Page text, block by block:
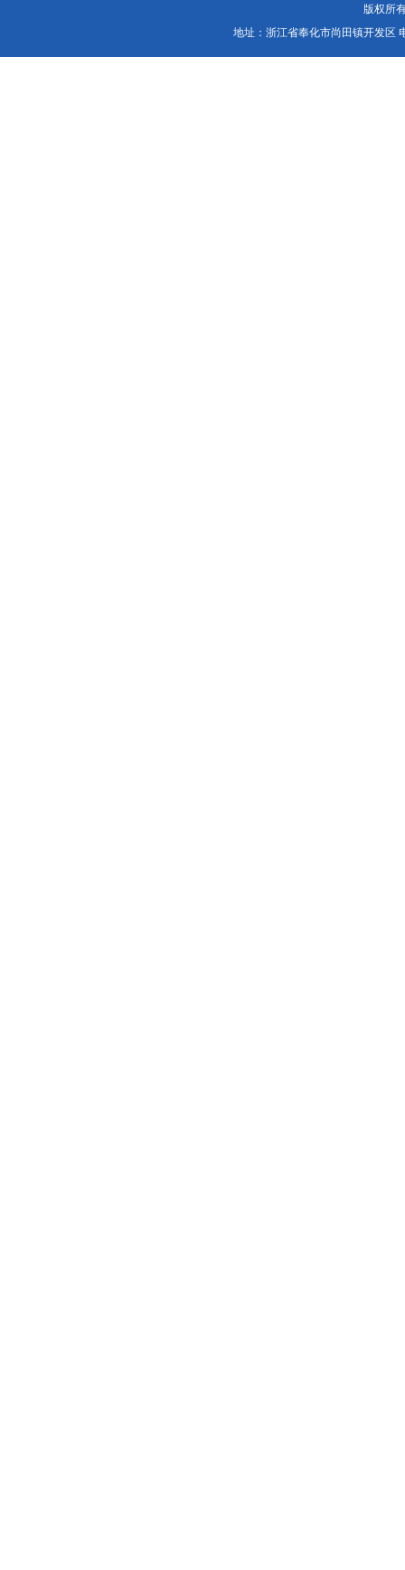
版权所
地址：浙江省奉化市尚田镇开发区